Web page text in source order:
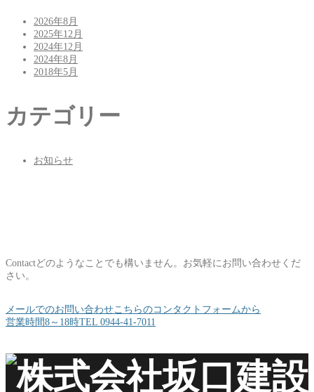
2026年8月
2025年12月
2024年12月
2024年8月
2018年5月
カテゴリー
お知らせ
Contactどのようなことでも構いません。お気軽にお問い合わせくだ
さい。
メールでのお問い合わせこちらのコンタクトフォームから
営業時間8～18時TEL 0944-41-7011